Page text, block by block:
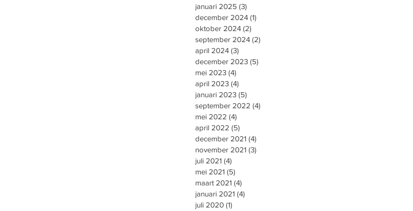
januari 2025 (3)
december 2024 (1)
oktober 2024 (2)
september 2024 (2)
april 2024 (3)
december 2023 (5)
mei 2023 (4)
april 2023 (4)
januari 2023 (5)
september 2022 (4)
mei 2022 (4)
april 2022 (5)
december 2021 (4)
november 2021 (3)
juli 2021 (4)
mei 2021 (5)
maart 2021 (4)
januari 2021 (4)
juli 2020 (1)